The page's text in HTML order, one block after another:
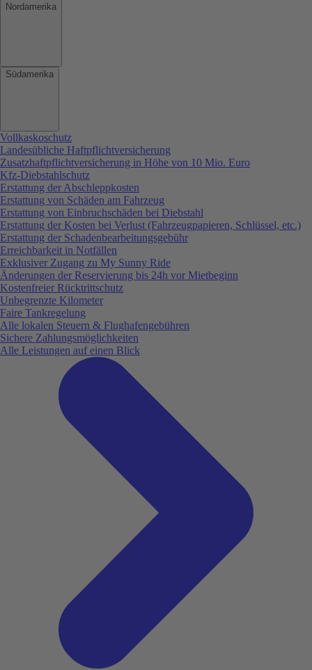
Nordamerika
Südamerika
Vollkaskoschutz
Landesübliche Haftpflichtversicherung
Zusatzhaftpflichtversicherung in Höhe von 10 Mio. Euro
Kfz-Diebstahlschutz
Erstattung der Abschleppkosten
Erstattung von Schäden am Fahrzeug
Erstattung von Einbruchschäden bei Diebstahl
Erstattung der Kosten bei Verlust (Fahrzeugpapieren, Schlüssel, etc.)
Erstattung der Schadenbearbeitungsgebühr
Erreichbarkeit in Notfällen
Exklusiver Zugang zu My Sunny Ride
Änderungen der Reservierung bis 24h vor Mietbeginn
Kostenfreier Rücktrittschutz
Unbegrenzte Kilometer
Faire Tankregelung
Alle lokalen Steuern & Flughafengebühren
Sichere Zahlungsmöglichkeiten
Alle Leistungen auf einen Blick